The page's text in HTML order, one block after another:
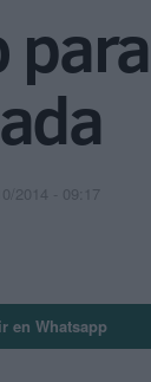
2014 - 09:17
en Whatsapp